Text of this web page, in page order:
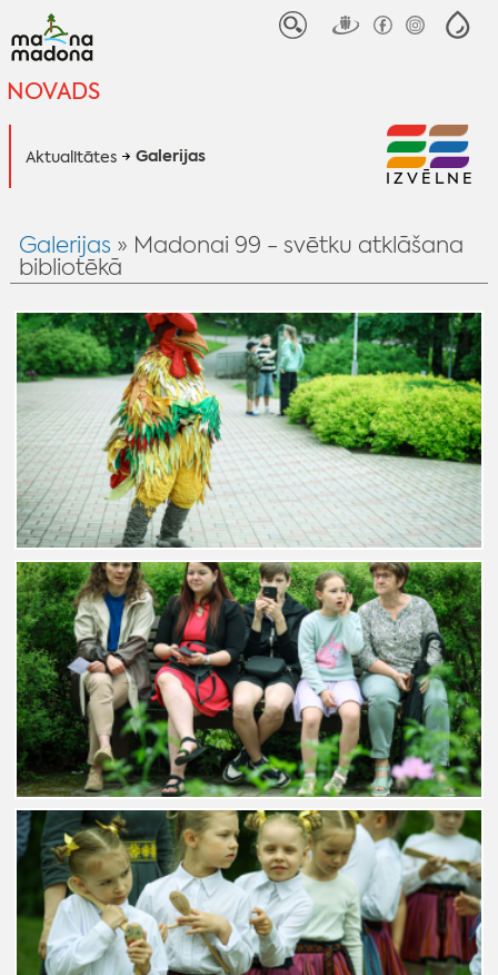
NOVADS
Aktualitātes Galerijas
IZVĒLNE
Galerijas » Madonai 99 - svētku atklāšana
bibliotēkā